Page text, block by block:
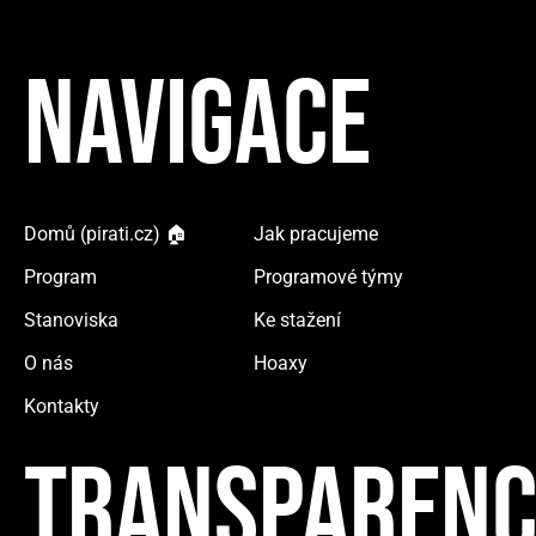
NAVIGACE
Domů (pirati.cz) 🏠
Jak pracujeme
Program
Programové týmy
Stanoviska
Ke stažení
O nás
Hoaxy
Kontakty